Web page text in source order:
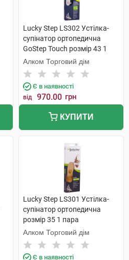
Lucky Step LS302 Устілка-
супінатор ортопедична
GoStep Touch розмір 43 1
пара
Алком Торговий дім
Є в наявності
від 970.00 грн
КУПИТИ
Lucky Step LS301 Устілка-
супінатор ортопедична
розмір 35 1 пара
Алком Торговий дім
Є в наявності